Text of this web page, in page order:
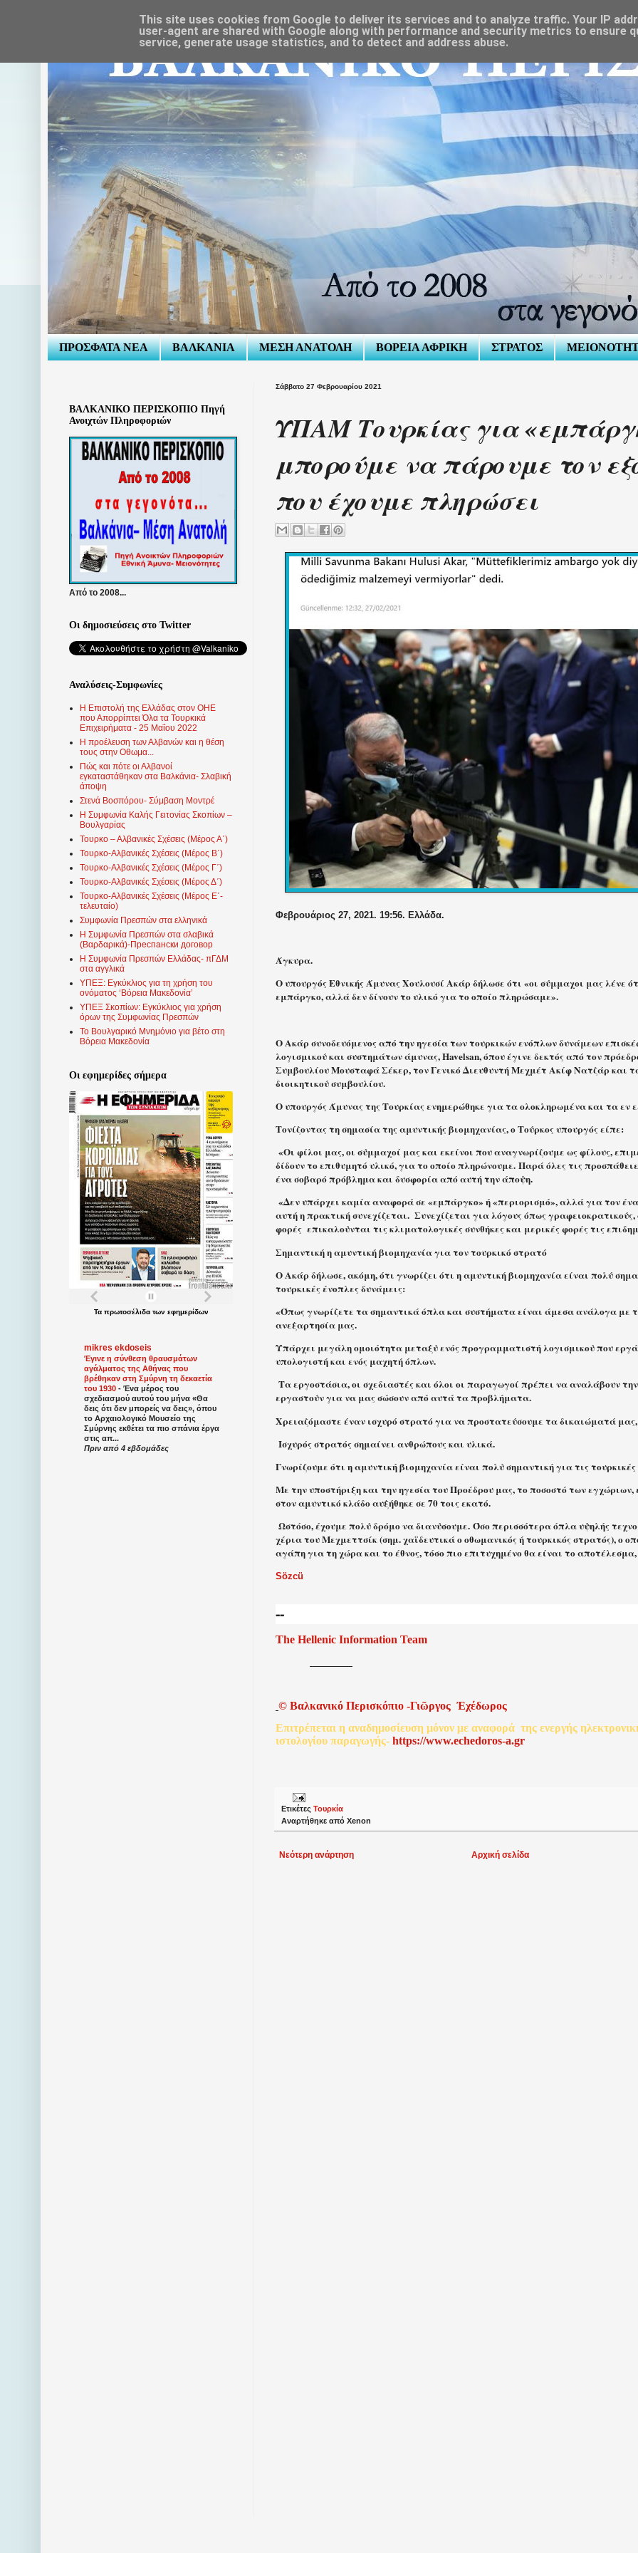
ΠΡΟΣΦΑΤΑ ΝΕΑ ΒΑΛΚΑΝΙΑ ΜΕΣΗ ΑΝΑΤΟΛΗ ΒΟΡΕΙΑ ΑΦΡΙΚΗ ΣΤΡΑΤΟΣ
Σάββατο 27 Φεβρουαρίου 2021
ΥΠΑΜ Τουρκίας για
μπορούμε να πάρουμε τον
που έχουμε πληρώσει
Φεβρουάριος 27, 2021. 19:56. Ελλάδα.
Άγκυρα.
Ο υπουργός Εθνικής Άμυνας Χουλουσί Ακάρ δήλωσε ότι «οι σύμμαχοι μας λένε
εμπάργκο, αλλά δεν δίνουν το υλικό για το οποίο πληρώσαμε».
Ο Ακάρ συνοδευόμενος από την ηγεσία των τουρκικών ενόπλων δυνάμεων
λογισμικού και συστημάτων άμυνας, Havelsan, όπου έγινε δεκτός από τον
Συμβουλίου Μουσταφά Σέκερ, τον Γενικό Διευθυντή Μεχμέτ Ακίφ Νατζάρ και
διοικητικού συμβουλίου.
Ο υπουργός Άμυνας της Τουρκίας ενημερώθηκε για τα ολοκληρωμένα και τα εν
Τονίζοντας τη σημασία της αμυντικής βιομηχανίας, ο Τούρκος υπουργός είπε:
«Οι φίλοι μας, οι σύμμαχοί μας και εκείνοι που αναγνωρίζουμε ως φίλους,
δίδουν το επιθυμητό υλικό, για το οποίο πληρώνουμε. Παρά όλες τις
ένα σοβαρό πρόβλημα και δυσφορία από αυτή την άποψη.
«Δεν υπάρχει καμία αναφορά σε «εμπάργκο» ή «περιορισμό», αλλά για τον
αυτή η πρακτική συνεχίζεται. Συνεχίζεται για λόγους όπως γραφειοκρατικούς,
φορές επικαλούνται τις κλιματολογικές συνθήκες και μερικές φορές τις
Σημαντική η αμυντική βιομηχανία για τον τουρκικό στρατό
Ο Ακάρ δήλωσε, ακόμη, ότι γνωρίζει ότι η αμυντική βιομηχανία είναι πολύ
τουρκικές ένοπλες δυνάμεις:
«Όπως γνωρίζετε τα σημαντικά όπλα και συστήματα είναι άμεσα ανάλογα με
ανεξαρτησία μας.
Υπάρχει μεγάλη ομοιότητα μεταξύ ενός προγραμματιστή λογισμικού που
υπολογιστή και ενός μαχητή όπλων.
Τα εργοστάσια, οι σχεδιαστές και όλοι οι παραγωγοί πρέπει να αναλάβουν
εργαστούν για να μας σώσουν από αυτά τα προβλήματα.
Χρειαζόμαστε έναν ισχυρό στρατό για να προστατεύσουμε τα δικαιώματά
Ισχυρός στρατός σημαίνει ανθρώπους και υλικά.
Γνωρίζουμε ότι η αμυντική βιομηχανία είναι πολύ σημαντική για τις
Με την υποστήριξη και την ηγεσία του Προέδρου μας, το ποσοστό των εγχώριων,
στον αμυντικό κλάδο αυξήθηκε σε 70 τοις εκατό.
Ωστόσο, έχουμε πολύ δρόμο να διανύσουμε. Όσο περισσότερα όπλα υψηλής
χέρια του Μεχμεττσίκ (σημ. χαϊδευτικά ο οθωμανικός ή τουρκικός στρατός), ο
αγάπη για τη χώρα και το έθνος, τόσο πιο επιτυχημένο θα είναι το
Sözcü
--
The Hellenic Information Team
© Βαλκανικό Περισκόπιο -Γιῶργος Ἐχέδωρος
Επιτρέπεται η αναδημοσίευση μόνον με αναφορά της ενεργής
ιστολογίου παραγωγής- https://www.echedoros-a.gr
Ετικέτες Τουρκία
Αναρτήθηκε από Xenon
Νεότερη ανάρτηση Αρχική σελίδα
ΒΑΛΚΑΝΙΚΟ ΠΕΡΙΣΚΟΠΙΟ Πηγή
Ανοιχτών Πληροφοριών
Από το 2008...
Οι δημοσιεύσεις στο Twitter
Αναλύσεις-Συμφωνίες
Η Επιστολή της Ελλάδας στον ΟΗΕ
που Απορρίπτει Όλα τα Τουρκικά
Επιχειρήματα - 25 Μαΐου 2022
Η προέλευση των Αλβανών και η θέση
τους στην Οθωμα...
Πώς και πότε οι Αλβανοί
εγκαταστάθηκαν στα Βαλκάνια- Σλαβική
άποψη
Στενά Βοσπόρου- Σύμβαση Μοντρέ
Η Συμφωνία Καλής Γειτονίας Σκοπίων –
Βουλγαρίας
Τουρκο – Αλβανικές Σχέσεις (Mέρος Α΄)
Τουρκο-Αλβανικές Σχέσεις (Μέρος Β΄)
Τουρκο-Αλβανικές Σχέσεις (Μέρος Γ΄)
Τουρκο-Αλβανικές Σχέσεις (Μέρος Δ΄)
Τουρκο-Αλβανικές Σχέσεις (Μέρος Ε΄-
τελευταίο)
Συμφωνία Πρεσπών στα ελληνικά
Η Συμφωνία Πρεσπών στα σλαβικά
(Βαρδαρικά)-Преспански договор
Η Συμφωνία Πρεσπών Ελλάδας- πΓΔΜ
στα αγγλικά
ΥΠΕΞ: Εγκύκλιος για τη χρήση του
ονόματος ‘Βόρεια Μακεδονία’
ΥΠΕΞ Σκοπίων: Εγκύκλιος για χρήση
όρων της Συμφωνίας Πρεσπών
Το Βουλγαρικό Μνημόνιο για βέτο στη
Βόρεια Μακεδονία
Οι εφημερίδες σήμερα
Τα πρωτοσέλιδατων εφημερίδων
mikres ekdoseis
Έγινε η σύνθεση θραυσμάτων
αγάλματος της Αθήνας που
βρέθηκαν στη Σμύρνη τη δεκαετία
του 1930 - Ένα μέρος του
σχεδιασμού αυτού του μήνα «Θα
δεις ότι δεν μπορείς να δεις», όπου
το Αρχαιολογικό Μουσείο της
Σμύρνης εκθέτει τα πιο σπάνια έργα
στις απ...
Πριν από 4 εβδομάδες
This site uses cookies from Google to deliver its services and to analyze traffic. Your IP
user-agent are shared with Google along with performance and security metrics to ensure
service, generate usage statistics, and to detect and address abuse.